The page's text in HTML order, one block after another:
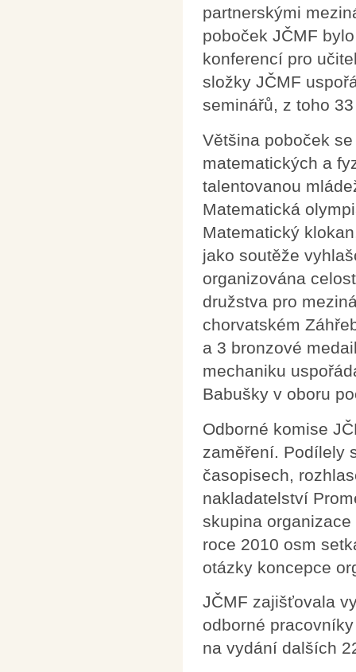
partnerskými
poboček JČMF
konferencí pro
složky JČMF
seminářů, z toho
Většina poboček
matematických a
talentovanou
Matematická
Matematický
jako soutěže
organizována
družstva pro
chorvatském
a 3 bronzové
mechaniku
Babušky v oboru
Odborné komise
zaměření. Podílely
časopisech,
nakladatelství
skupina
roce 2010 osm
otázky koncepce
JČMF zajišťovala
odborné
na vydání dalších